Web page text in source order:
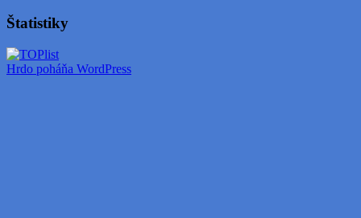
Štatistiky
Hrdo poháňa WordPress